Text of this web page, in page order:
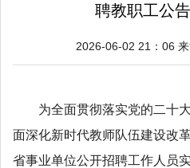
聘教职工公告
2026-06-02 21：06 来
为全面贯彻落实党的二十
面深化新时代教师队伍建设改
省事业单位公开招聘工作人员